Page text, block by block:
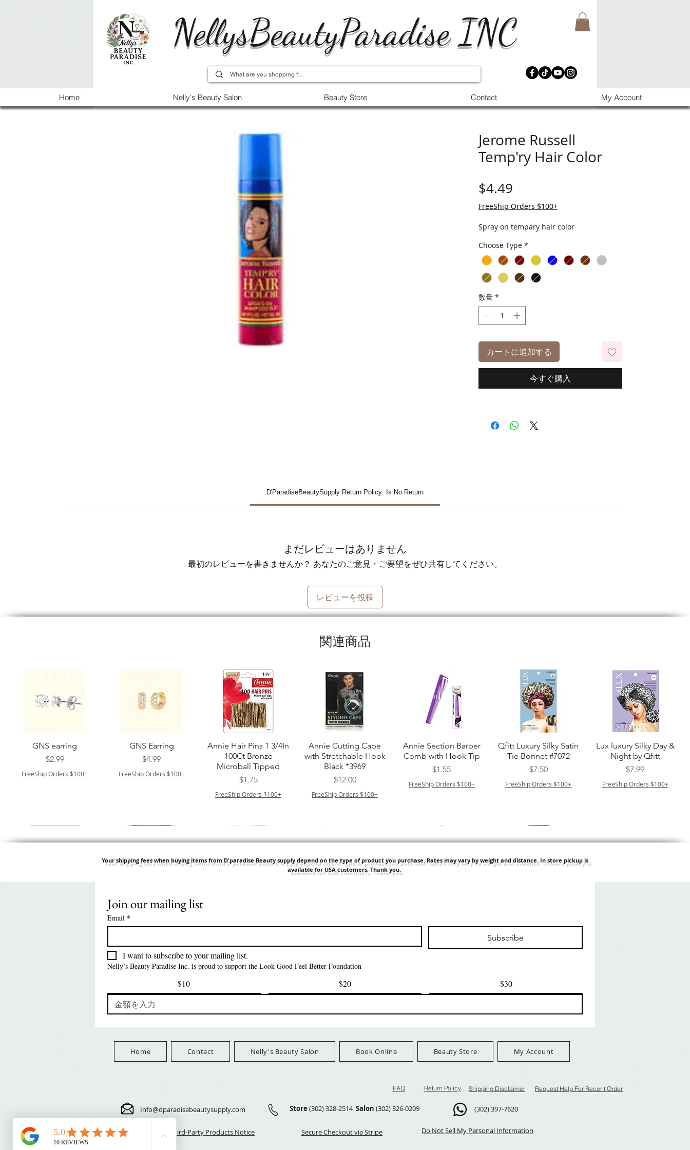
NellysBeautyParadise INC
Home Nelly's Beauty Salon Beauty Store Contact My Account
Jerome Russell
Temp'ry Hair Color
$4.49
FreeShip Orders $100+
Spray on tempary hair color
Choose Type *
数量 *
カートに追加する
今すぐ購入
D'ParadiseBeautySupply Return Policy: Is No Return
まだレビューはありません
最初のレビューを書きませんか？ あなたのご意見・ご要望をぜひ共有してください。
レビューを投稿
関連商品
クイックビュー
GNS earring
価格
$2.99
FreeShip Orders $100+
クイックビュー
GNS Earring
価格
$4.99
FreeShip Orders $100+
クイックビュー
Annie Hair Pins 1 3/4In
100Ct Bronze
Microball Tipped
価格
$1.75
FreeShip Orders $100+
クイックビュー
Annie Cutting Cape
with Stretchable Hook
Black *3969
価格
$12.00
FreeShip Orders $100+
クイックビュー
Annie Section Barber
Comb with Hook Tip
価格
$1.55
FreeShip Orders $100+
クイックビュー
Qfitt Luxury Silky Satin
Tie Bonnet #7072
価格
$7.50
FreeShip Orders $100+
クイックビュー
Lux luxury Silky Day &
Night by Qfitt
価格
$7.99
FreeShip Orders $100+
クイックビュー
M M HG LUX SILK
SATIN BONNET
PATTERN KID DESIGN
FreeShip Orders $100+ FreeShip Orders $100+
FreeShip Orders $100+
価格
$42.00
価格
$24.99
FreeShip Orders $100+
クイックビュー
Swicy Afro Twist 12" 3X
FreeShip Orders $100+
Your shipping fees when buying items from D'paradise Beauty supply depend on the type of product you purchase. Rates may vary by weight and distance. In store pickup is
available for USA customers; Thank you.
Join our mailing list
Email *
Subscribe
I want to subscribe to your mailing list.
Nelly’s Beauty Paradise Inc. is proud to support the Look Good Feel Better Foundation
$10 $20 $30
Home Contact Nelly's Beauty Salon Book Online Beauty Store My Account
FAQ Return Policy Shipping Disclaimer Request Help For Recent Order
Info@dparadisebeautysupply.com Store (302) 328-2514 Salon (302) 326-0209 (302) 397-7620
⚠️ Third-Party Products Notice Secure Checkout via Stripe Do Not Sell My Personal Information